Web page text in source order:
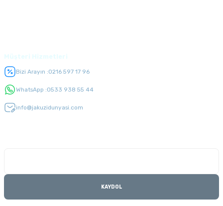
Bizi Arayın :0216 597 17 96
WhatsApp :0533 938 55 44
info@jakuzidunyasi.com
KAYDOL